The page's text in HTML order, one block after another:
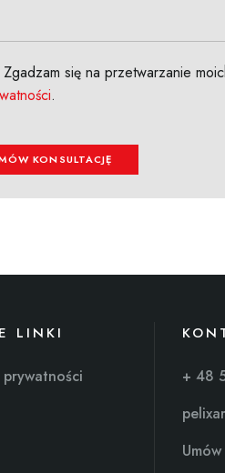
Zgadzam się na przetwarzanie
.
KONSULTACJĘ
LINKI
+ 48